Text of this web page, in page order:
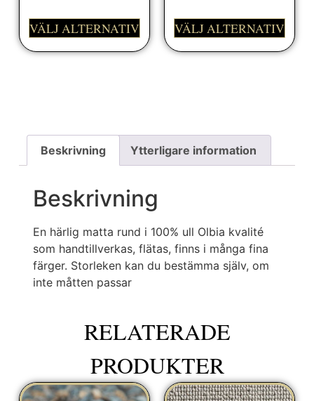
VÄLJ ALTERNATIV VÄLJ ALTERNATIV
Beskrivning Ytterligare information
Beskrivning
En härlig matta rund i 100% ull Olbia kvalité
som handtillverkas, flätas, finns i många fina
färger. Storleken kan du bestämma själv, om
inte måtten passar
RELATERADE
PRODUKTER